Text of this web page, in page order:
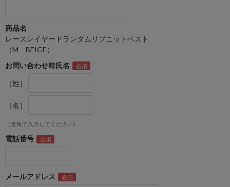
商品名
レースレイヤードランダムリブニットベスト
（M BEIGE）
お問い合わせ時氏名
［姓］
［名］
（全角で入力してください）
電話番号
メールアドレス